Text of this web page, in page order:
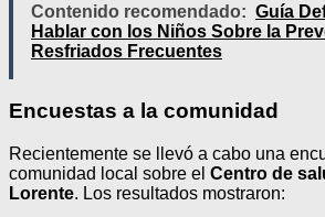
Contenido recomendado: Guía
Hablar con los Niños Sobre la
Resfriados Frecuentes
Encuestas a la comunidad
Recientemente se llevó a cabo una
comunidad local sobre el Centro de
Lorente. Los resultados mostraron: